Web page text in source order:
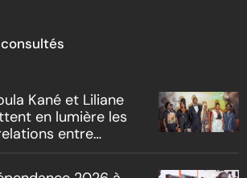
Kané et Liliane
en lumière les
entre